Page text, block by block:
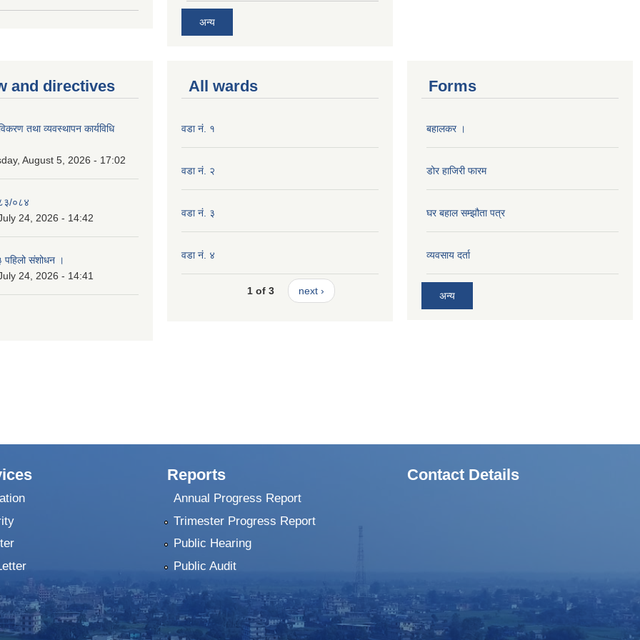
अन्य
and directives
तथा व्यवस्थापन कार्यविधि
August 5, 2026 - 17:02
०८४
24, 2026 - 14:42
पहिलो संशोधन ।
24, 2026 - 14:41
All wards
वडा नं. १
वडा नं. २
वडा नं. ३
वडा नं. ४
1 of 3 next ›
Forms
बहालकर ।
डोर हाजिरी फारम
घर बहाल सम्झौता पत्र
व्यवसाय दर्ता
अन्य
Reports
Annual Progress Report
Trimester Progress Report
Public Hearing
Public Audit
Contact Details